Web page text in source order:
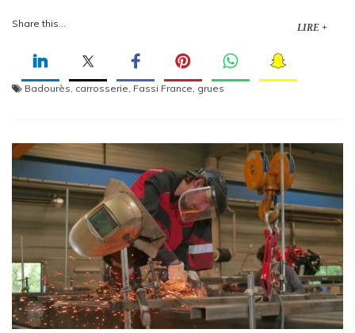
Share this... LIRE +
Badourès carrosserie Fassi France grues